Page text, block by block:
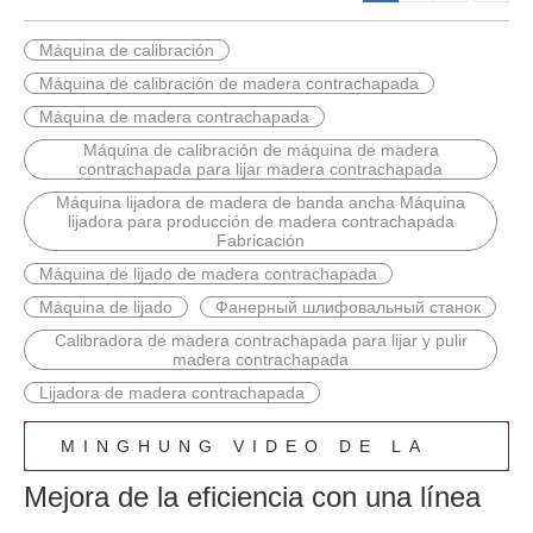
Máquina de calibración
Máquina de calibración de madera contrachapada
Máquina de madera contrachapada
Máquina de calibración de máquina de madera
contrachapada para lijar madera contrachapada
Máquina lijadora de madera de banda ancha Máquina
lijadora para producción de madera contrachapada
Fabricación
Máquina de lijado de madera contrachapada
Máquina de lijado
Фанерный шлифовальный станок
Calibradora de madera contrachapada para lijar y pulir
madera contrachapada
Lijadora de madera contrachapada
MINGHUNG VIDEO DE LA
LÍNEA DE PRODUCCIÓN
Mejora de la eficiencia con una línea